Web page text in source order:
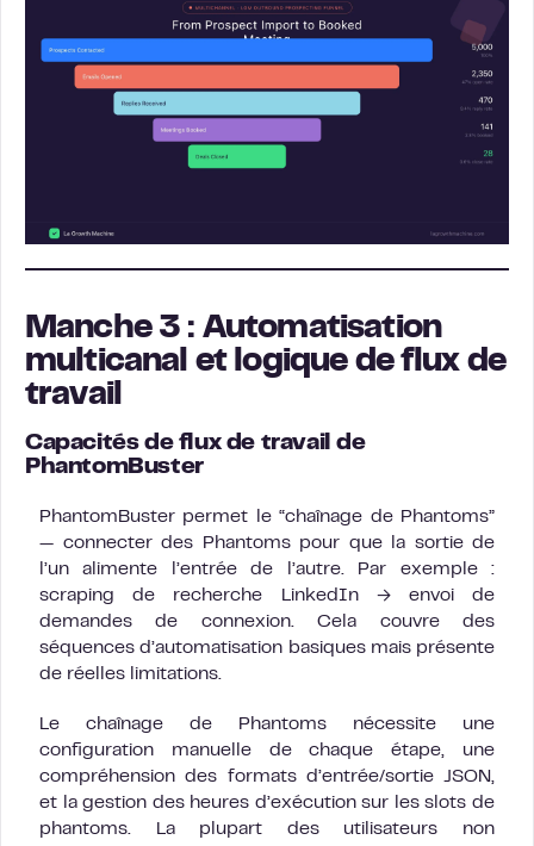
Manche 3 : Automatisation
multicanal et logique de flux de
travail
Capacités de flux de travail de
PhantomBuster
PhantomBuster permet le “chaînage de Phantoms”
— connecter des Phantoms pour que la sortie de
l’un alimente l’entrée de l’autre. Par exemple :
scraping de recherche LinkedIn → envoi de
demandes de connexion. Cela couvre des
séquences d’automatisation basiques mais présente
de réelles limitations.
Le chaînage de Phantoms nécessite une
configuration manuelle de chaque étape, une
compréhension des formats d’entrée/sortie JSON,
et la gestion des heures d’exécution sur les slots de
phantoms. La plupart des utilisateurs non